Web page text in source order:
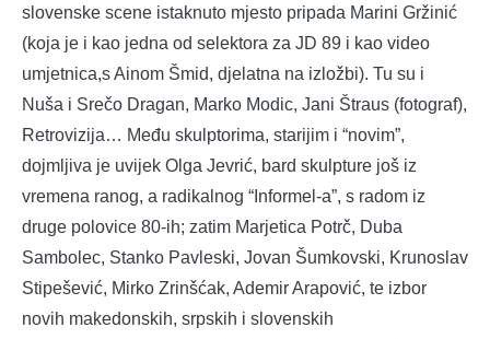
slovenske scene istaknuto mjesto pripada Marini Gržinić
(koja je i kao jedna od selektora za JD 89 i kao video
umjetnica,s Ainom Šmid, djelatna na izložbi). Tu su i
Nuša i Srečo Dragan, Marko Modic, Jani Štraus (fotograf),
Retrovizija… Među skulptorima, starijim i “novim”,
dojmljiva je uvijek Olga Jevrić, bard skulpture još iz
vremena ranog, a radikalnog “Informel-a”, s radom iz
druge polovice 80-ih; zatim Marjetica Potrč, Duba
Sambolec, Stanko Pavleski, Jovan Šumkovski, Krunoslav
Stipešević, Mirko Zrinšćak, Ademir Arapović, te izbor
novih makedonskih, srpskih i slovenskih